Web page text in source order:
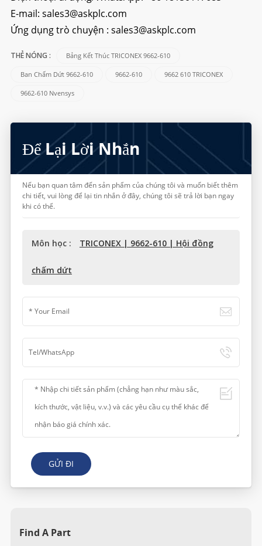
E-mail: sales3@askplc.com
Ứng dụng trò chuyện : sales3@askplc.com
THẺ NÓNG : Bảng Kết Thúc TRICONEX 9662-610
Ban Chấm Dứt 9662-610 9662-610 9662 610 TRICONEX
9662-610 Nvensys
Để Lại Lời Nhắn
Nếu bạn quan tâm đến sản phẩm của chúng tôi và muốn biết thêm
chi tiết, vui lòng để lại tin nhắn ở đây, chúng tôi sẽ trả lời bạn ngay
khi có thể.
Môn học : TRICONEX | 9662-610 | Hội đồng
chấm dứt
GỬI ĐI
Find A Part